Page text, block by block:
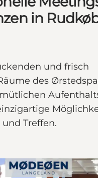
in
und frisch
des
Treffen.